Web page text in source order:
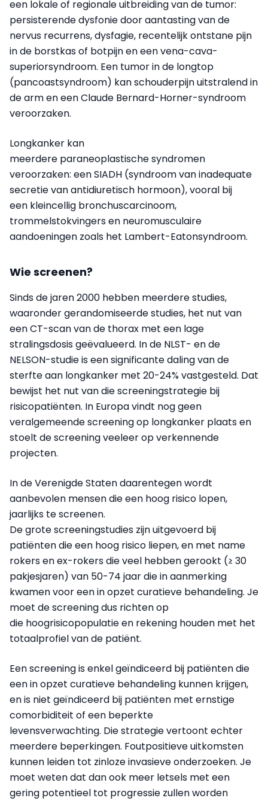
een lokale of regionale uitbreiding van de tumor:
persisterende dysfonie door aantasting van de
nervus recurrens, dysfagie, recentelijk ontstane pijn
in de borstkas of botpijn en een vena-cava-
superiorsyndroom. Een tumor in de longtop
(pancoastsyndroom) kan schouderpijn uitstralend in
de arm en een Claude Bernard-Horner-syndroom
veroorzaken.
Longkanker kan
meerdere paraneoplastische syndromen
veroorzaken: een SIADH (syndroom van inadequate
secretie van antidiuretisch hormoon), vooral bij
een kleincellig bronchuscarcinoom,
trommelstokvingers en neuromusculaire
aandoeningen zoals het Lambert-Eatonsyndroom.
Wie screenen?
Sinds de jaren 2000 hebben meerdere studies,
waaronder gerandomiseerde studies, het nut van
een CT-scan van de thorax met een lage
stralingsdosis geëvalueerd. In de NLST- en de
NELSON-studie is een significante daling van de
sterfte aan longkanker met 20-24% vastgesteld. Dat
bewijst het nut van die screeningstrategie bij
risicopatiënten. In Europa vindt nog geen
veralgemeende screening op longkanker plaats en
stoelt de screening veeleer op verkennende
projecten.
In de Verenigde Staten daarentegen wordt
aanbevolen mensen die een hoog risico lopen,
jaarlijks te screenen.
De grote screeningstudies zijn uitgevoerd bij
patiënten die een hoog risico liepen, en met name
rokers en ex-rokers die veel hebben gerookt (≥ 30
pakjesjaren) van 50-74 jaar die in aanmerking
kwamen voor een in opzet curatieve behandeling. Je
moet de screening dus richten op
die hoogrisicopopulatie en rekening houden met het
totaalprofiel van de patiënt.
Een screening is enkel geïndiceerd bij patiënten die
een in opzet curatieve behandeling kunnen krijgen,
en is niet geïndiceerd bij patiënten met ernstige
comorbiditeit of een beperkte
levensverwachting. Die strategie vertoont echter
meerdere beperkingen. Foutpositieve uitkomsten
kunnen leiden tot zinloze invasieve onderzoeken. Je
moet weten dat dan ook meer letsels met een
gering potentieel tot progressie zullen worden